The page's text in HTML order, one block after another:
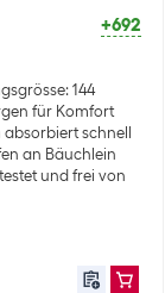
+692
144
für Komfort
schnell
an Bäuchlein
und frei von